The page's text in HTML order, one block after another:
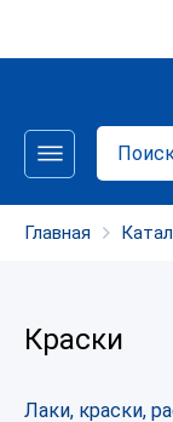
Главная
Краски
Лаки, краски,